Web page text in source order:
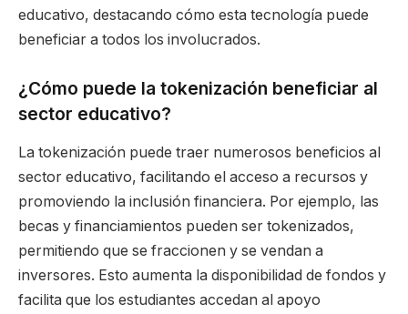
educativo, destacando cómo esta tecnología puede
beneficiar a todos los involucrados.
¿Cómo puede la tokenización beneficiar al
sector educativo?
La tokenización puede traer numerosos beneficios al
sector educativo, facilitando el acceso a recursos y
promoviendo la inclusión financiera. Por ejemplo, las
becas y financiamientos pueden ser tokenizados,
permitiendo que se fraccionen y se vendan a
inversores. Esto aumenta la disponibilidad de fondos y
facilita que los estudiantes accedan al apoyo